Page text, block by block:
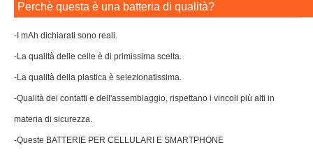
Perchè questa è una batteria di qualità?
-I mAh dichiarati sono reali.
-La qualità delle celle è di primissima scelta.
-La qualità della plastica è selezionatissima.
-Qualità dei contatti e dell'assemblaggio, rispettano i vincoli più alti in
materia di sicurezza.
-Queste BATTERIE PER CELLULARI E SMARTPHONE